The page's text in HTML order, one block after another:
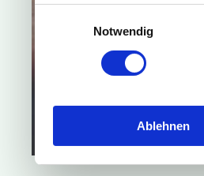
Notwendig
Ablehnen